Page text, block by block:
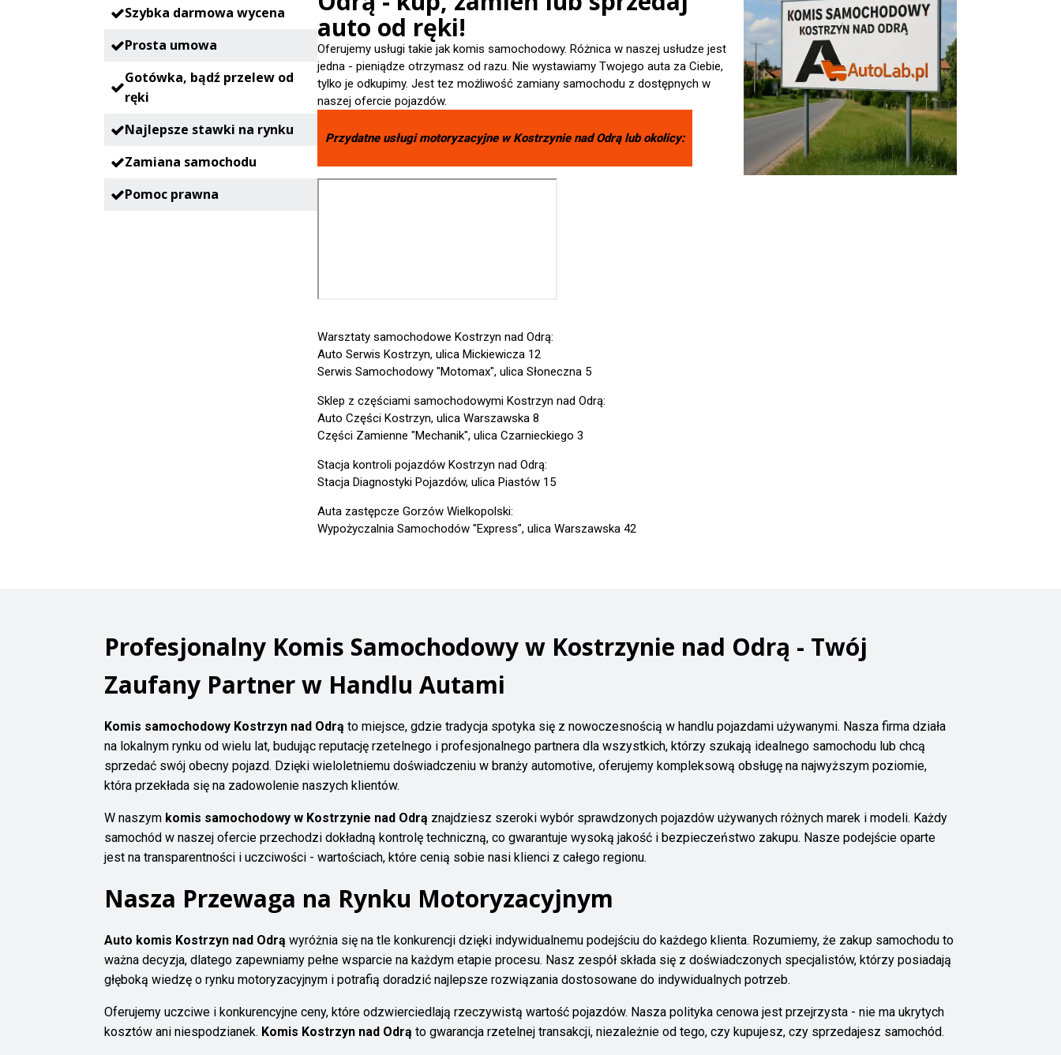
Szybka darmowa wycena
Prosta umowa
Gotówka, bądź przelew od
ręki
Najlepsze stawki na rynku
Zamiana samochodu
Pomoc prawna
auto od ręki!
Oferujemy usługi takie jak komis samochodowy. Różnica w naszej usłudze jest
jedna - pieniądze otrzymasz od razu. Nie wystawiamy Twojego auta za Ciebie,
tylko je odkupimy. Jest tez możliwość zamiany samochodu z dostępnych w
naszej ofercie pojazdów.
Przydatne usługi motoryzacyjne wKostrzynie nad Odrąlub okolicy:
Warsztaty samochodowe Kostrzyn nad Odrą:
Auto Serwis Kostrzyn, ulica Mickiewicza 12
Serwis Samochodowy "Motomax", ulica Słoneczna 5
Sklep z częściami samochodowymi Kostrzyn nad Odrą:
Auto Części Kostrzyn, ulica Warszawska 8
Części Zamienne "Mechanik", ulica Czarnieckiego 3
Stacja kontroli pojazdów Kostrzyn nad Odrą:
Stacja Diagnostyki Pojazdów, ulica Piastów 15
Auta zastępcze Gorzów Wielkopolski:
Wypożyczalnia Samochodów "Express", ulica Warszawska 42
Profesjonalny Komis Samochodowy w Kostrzynie nad Odrą - Twój
Zaufany Partner w Handlu Autami
Komis samochodowy Kostrzyn nad Odrą to miejsce, gdzie tradycja spotyka się z nowoczesnością w handlu pojazdami używanymi. Nasza firma działa
na lokalnym rynku od wielu lat, budując reputację rzetelnego i profesjonalnego partnera dla wszystkich, którzy szukają idealnego samochodu lub chcą
sprzedać swój obecny pojazd. Dzięki wieloletniemu doświadczeniu w branży automotive, oferujemy kompleksową obsługę na najwyższym poziomie,
która przekłada się na zadowolenie naszych klientów.
W naszym komis samochodowy w Kostrzynie nad Odrą znajdziesz szeroki wybór sprawdzonych pojazdów używanych różnych marek i modeli. Każdy
samochód w naszej ofercie przechodzi dokładną kontrolę techniczną, co gwarantuje wysoką jakość i bezpieczeństwo zakupu. Nasze podejście oparte
jest na transparentności i uczciwości - wartościach, które cenią sobie nasi klienci z całego regionu.
Nasza Przewaga na Rynku Motoryzacyjnym
Auto komis Kostrzyn nad Odrą wyróżnia się na tle konkurencji dzięki indywidualnemu podejściu do każdego klienta. Rozumiemy, że zakup samochodu to
ważna decyzja, dlatego zapewniamy pełne wsparcie na każdym etapie procesu. Nasz zespół składa się z doświadczonych specjalistów, którzy posiadają
głęboką wiedzę o rynku motoryzacyjnym i potrafią doradzić najlepsze rozwiązania dostosowane do indywidualnych potrzeb.
Oferujemy uczciwe i konkurencyjne ceny, które odzwierciedlają rzeczywistą wartość pojazdów. Nasza polityka cenowa jest przejrzysta - nie ma ukrytych
kosztów ani niespodzianek. Komis Kostrzyn nad Odrą to gwarancja rzetelnej transakcji, niezależnie od tego, czy kupujesz, czy sprzedajesz samochód.